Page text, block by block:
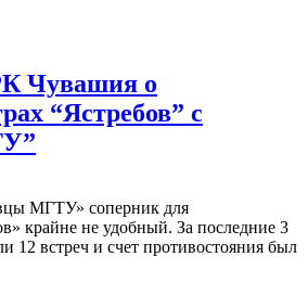
Чувашия о
“Ястребов” с
МГТУ» соперник для
крайне не удобный. За последние 3
12 встреч и счет противостояния был